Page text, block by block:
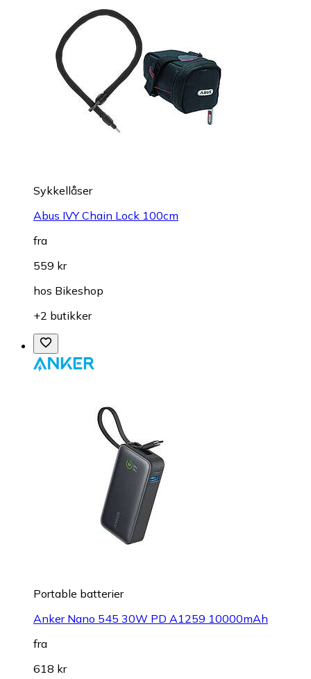
Sykkellåser
Abus IVY Chain Lock 100cm
fra
559 kr
hos Bikeshop
+2 butikker
Portable batterier
Anker Nano 545 30W PD A1259 10000mAh
fra
618 kr